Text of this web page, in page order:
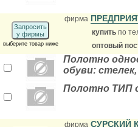
Запросить
у фирмы
выберите товар ниже
фирма
купить по
оптовый
Полотно
обуви:
Полотно ТИП
фирма СУРСКИЙ